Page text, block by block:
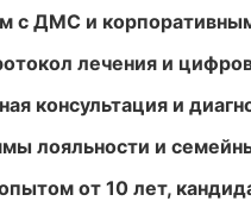
с ДМС и
лечения и
консультация и
лояльности и
от 10 лет,